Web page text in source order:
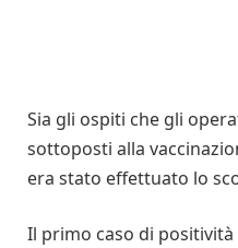
Sia gli ospiti che gli
sottoposti alla
era stato effettuato lo
Il primo caso di positività